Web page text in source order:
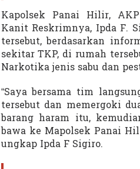
Kapolsek Panai Hilir,
Kanit Reskrimnya, Ipda F.
tersebut, berdasarkan
sekitar TKP, di rumah
Narkotika jenis sabu dan
“Saya bersama tim
tersebut dan memergoki
barang haram itu,
bawa ke Mapolsek Panai
ungkap Ipda F Sigiro.